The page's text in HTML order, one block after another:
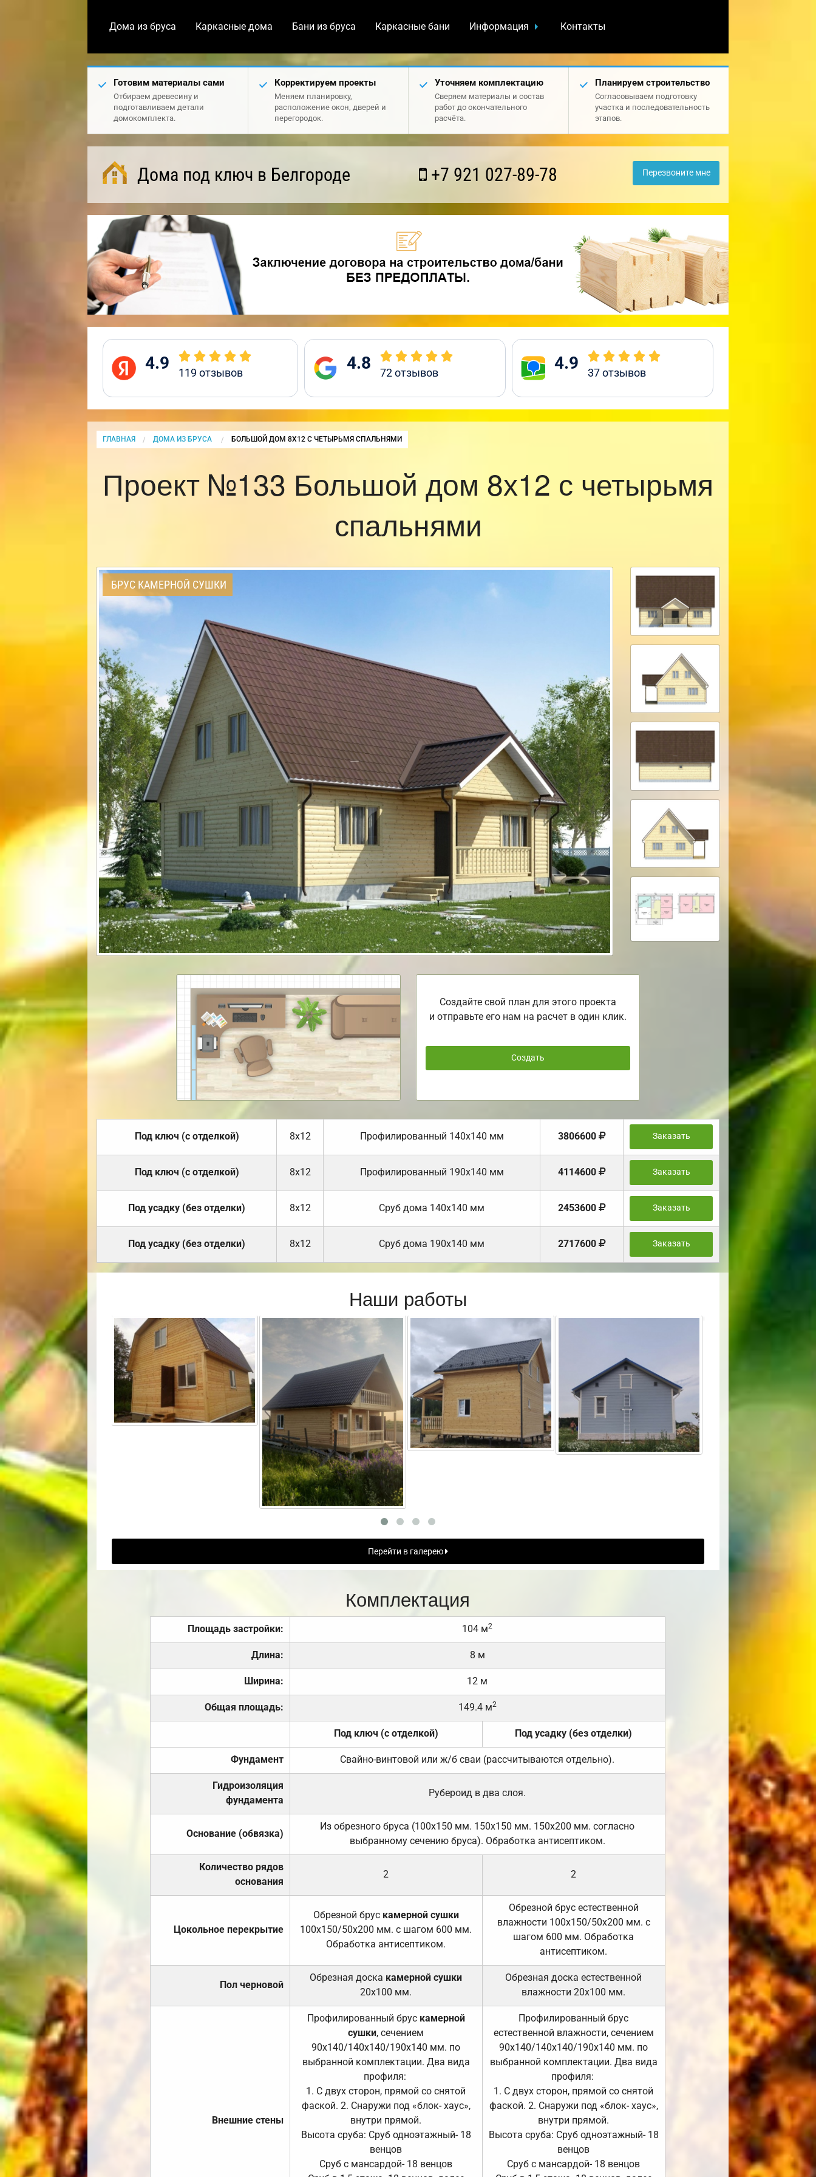
Дома из бруса Каркасные дома Бани из бруса Каркасные бани Информация Контакты
Готовим материалы сами
Отбираем древесину и
подготавливаем детали
домокомплекта.
Корректируем проекты
Меняем планировку,
расположение окон, дверей и
перегородок.
Уточняем комплектацию
Сверяем материалы и состав
работ до окончательного
расчёта.
Планируем строительство
Согласовываем подготовку
участка и последовательность
этапов.
Дома под ключ в Белгороде +7 921 027-89-78 Перезвоните мне
4.9 119 отзывов 4.8 72отзывов 4.9 37отзывов
ГЛАВНАЯ ДОМА ИЗ БРУСА CURRENT:
БОЛЬШОЙ ДОМ 8Х12 С ЧЕТЫРЬМЯ СПАЛЬНЯМИ
Проект №133 Большой дом 8х12 с четырьмя
спальнями
БРУС КАМЕРНОЙ СУШКИ
Создайте свой план для этого проекта
и отправьте его нам на расчет в один клик.
Создать
Под ключ (с отделкой) 8х12 Профилированный 140х140 мм 3806600 Заказать
Под ключ (с отделкой) 8х12 Профилированный 190х140 мм 4114600 Заказать
Под усадку (без отделки) 8х12 Cруб дома 140х140 мм 2453600 Заказать
Под усадку (без отделки) 8х12 Cруб дома 190х140 мм 2717600 Заказать
Наши работы
Перейти в галерею
Комплектация
Площадь застройки: 104 м2
Длина: 8 м
Ширина: 12 м
Общая площадь: 149.4 м2
Под ключ (с отделкой) Под усадку (без отделки)
Фундамент Свайно-винтовой или ж/б сваи (рассчитываются отдельно).
Гидроизоляция
фундамента
Рубероид в два слоя.
Основание (обвязка)
Из обрезного бруса (100х150 мм. 150х150 мм. 150х200 мм. согласно
выбранному сечению бруса). Обработка антисептиком.
Количество рядов
основания
2 2
Цокольное перекрытие
Обрезной брус камерной сушки
100х150/50х200 мм. с шагом 600 мм.
Обработка антисептиком.
Обрезной брус естественной
влажности 100х150/50х200 мм. с
шагом 600 мм. Обработка
антисептиком.
Пол черновой
Обрезная доска камерной сушки
20х100 мм.
Обрезная доска естественной
влажности 20х100 мм.
Внешние стены
Профилированный брус камерной
сушки, сечением
90х140/140х140/190х140 мм. по
выбранной комплектации. Два вида
профиля:
1. С двух сторон, прямой со снятой
фаской. 2. Снаружи под «блок- хаус»,
внутри прямой.
Высота сруба: Сруб одноэтажный- 18
венцов
Сруб с мансардой- 18 венцов
Профилированный брус
естественной влажности, сечением
90х140/140х140/190х140 мм. по
выбранной комплектации. Два вида
профиля:
1. С двух сторон, прямой со снятой
фаской. 2. Снаружи под «блок- хаус»,
внутри прямой.
Высота сруба: Сруб одноэтажный- 18
венцов
Сруб с мансардой- 18 венцов